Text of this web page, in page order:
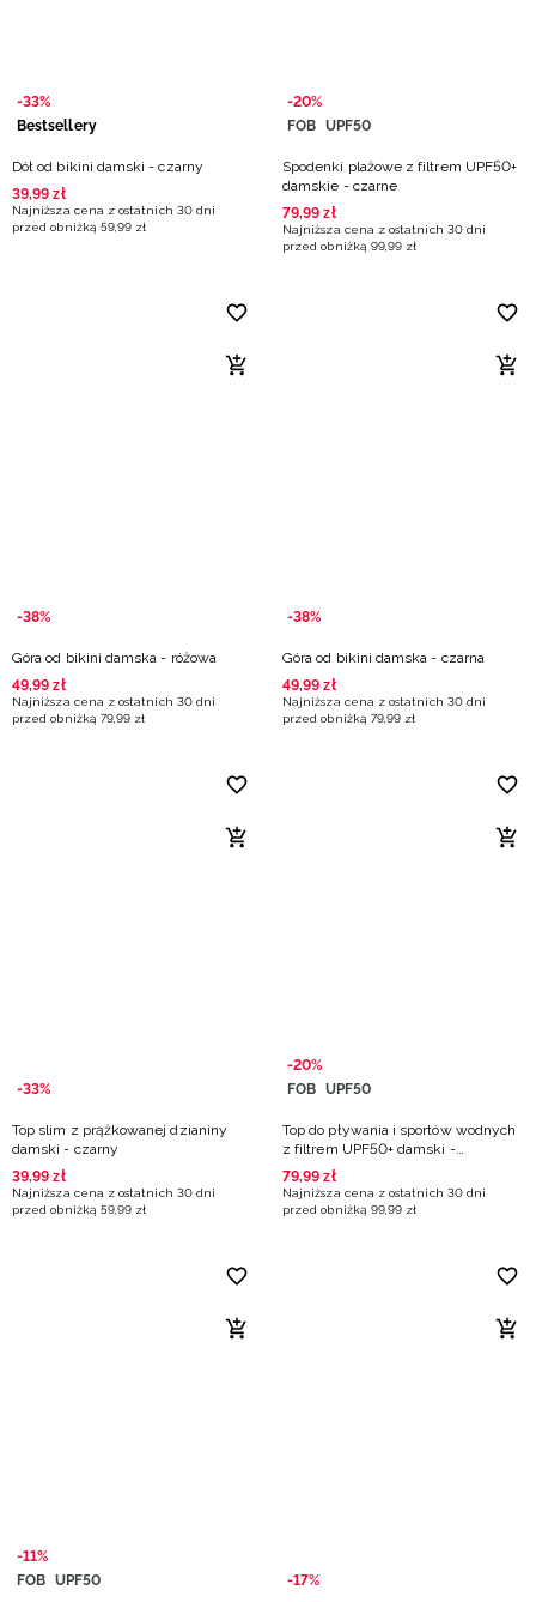
-33%
Bestsellery
Dół od bikini damski - czarny
39,99 zł
Najniższa cena z ostatnich 30 dni
przed obniżką 59,99 zł
-20%
FOB UPF50
Spodenki plażowe z filtrem UPF50+
damskie - czarne
79,99 zł
Najniższa cena z ostatnich 30 dni
przed obniżką 99,99 zł
-38%
Góra od bikini damska - różowa
49,99 zł
Najniższa cena z ostatnich 30 dni
przed obniżką 79,99 zł
-38%
Góra od bikini damska - czarna
49,99 zł
Najniższa cena z ostatnich 30 dni
przed obniżką 79,99 zł
-33%
Top slim z prążkowanej dzianiny
damski - czarny
39,99 zł
Najniższa cena z ostatnich 30 dni
przed obniżką 59,99 zł
-20%
FOB UPF50
Top do pływania i sportów wodnych
z filtrem UPF50+ damski -
multikolor
79,99 zł
Najniższa cena z ostatnich 30 dni
przed obniżką 99,99 zł
-11%
FOB UPF50 -17%